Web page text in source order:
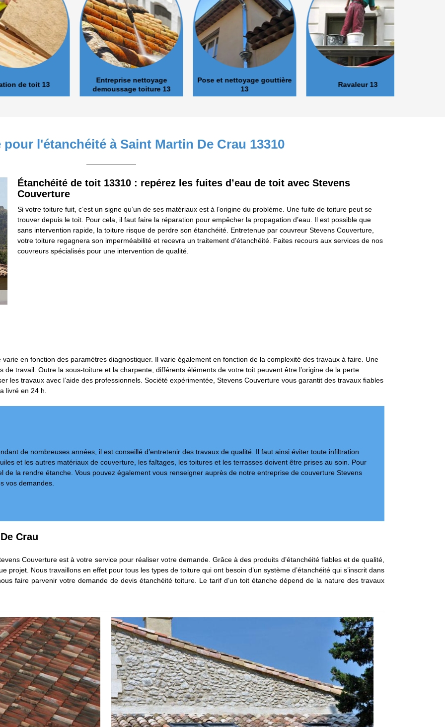
toit 13
Entreprise nettoyage
demoussage toiture 13
Pose et nettoyage gouttière
Ravaleur 13
l'étanchéité à Saint Martin De Crau 13310
Étanchéité de toit 13310 : repérez les fuites d’eau de toit avec Stevens
Couverture
Si votre toiture fuit, c’est un signe qu’un de ses matériaux est à l’origine du problème. Une fuite de toiture peut se
trouver depuis le toit. Pour cela, il faut faire la réparation pour empêcher la propagation d’eau. Il est possible que
sans intervention rapide, la toiture risque de perdre son étanchéité. Entretenue par couvreur Stevens Couverture,
votre toiture regagnera son imperméabilité et recevra un traitement d’étanchéité. Faites recours aux services de nos
couvreurs spécialisés pour une intervention de qualité.
en fonction des paramètres diagnostiquer. Il varie également en fonction de la complexité des travaux à faire. Une
travail. Outre la sous-toiture et la charpente, différents éléments de votre toit peuvent être l’origine de la perte
les travaux avec l’aide des professionnels. Société expérimentée, Stevens Couverture vous garantit des travaux fiables
livré en 24 h.
de nombreuses années, il est conseillé d’entretenir des travaux de qualité. Il faut ainsi éviter toute infiltration
et les autres matériaux de couverture, les faîtages, les toitures et les terrasses doivent être prises au soin. Pour
de la rendre étanche. Vous pouvez également vous renseigner auprès de notre entreprise de couverture Stevens
vos demandes.
Crau
Couverture est à votre service pour réaliser votre demande. Grâce à des produits d’étanchéité fiables et de qualité,
projet. Nous travaillons en effet pour tous les types de toiture qui ont besoin d’un système d’étanchéité qui s’inscrit dans
faire parvenir votre demande de devis étanchéité toiture. Le tarif d’un toit étanche dépend de la nature des travaux